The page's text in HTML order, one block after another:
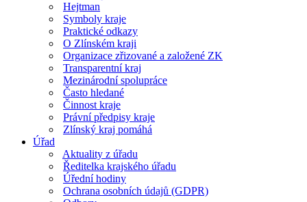
Hejtman
Symboly kraje
Praktické odkazy
O Zlínském kraji
Organizace zřizované a založené ZK
Transparentní kraj
Mezinárodní spolupráce
Často hledané
Činnost kraje
Právní předpisy kraje
Zlínský kraj pomáhá
Úřad
Aktuality z úřadu
Ředitelka krajského úřadu
Úřední hodiny
Ochrana osobních údajů (GDPR)